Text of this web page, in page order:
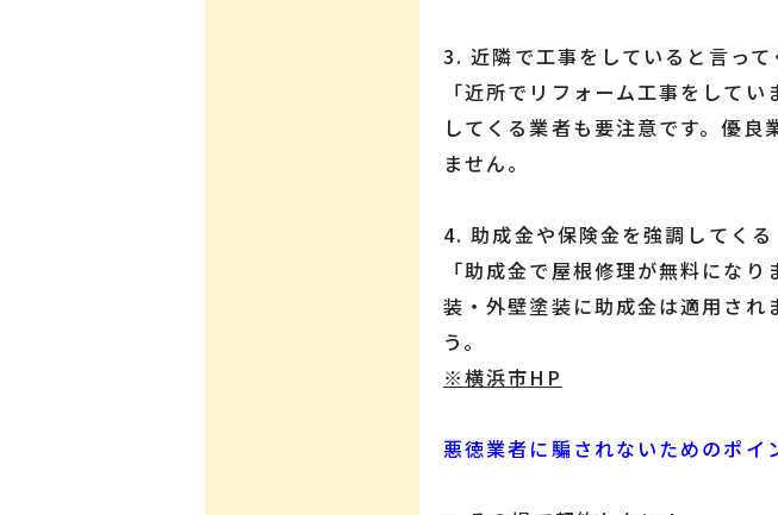
3. 近隣で工事をしていると言って
「近所でリフォーム工事をして
してくる業者も要注意です。優
ません。
4. 助成金や保険金を強調してくる
「助成金で屋根修理が無料にな
装・外壁塗装に助成金は適用され
う。
※横浜市HP
悪徳業者に騙されないためのポイ